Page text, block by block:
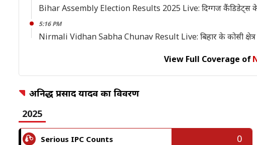
Bihar Assembly Election Results 2025 Live: दिग्गज कैंडिडेट्स के
5:16 PM
Nirmali Vidhan Sabha Chunav Result Live: बिहार के कोसी क्षेत्र में
View Full Coverage of
अनिरुद्ध प्रसाद यादव का विवरण
2025
Serious IPC Counts 0